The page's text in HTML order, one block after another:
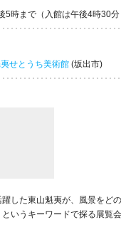
5時まで（入館は午後4時30分
せとうち美術館 (坂出市)
した東山魁夷が、風景をど
いうキーワードで探る展覧会